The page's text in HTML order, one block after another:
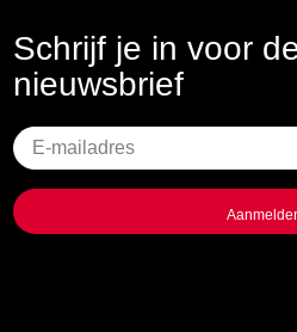
Schrijf je in voor
nieuwsbrief
Geen
titel